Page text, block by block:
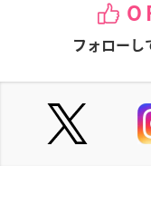
フォローし